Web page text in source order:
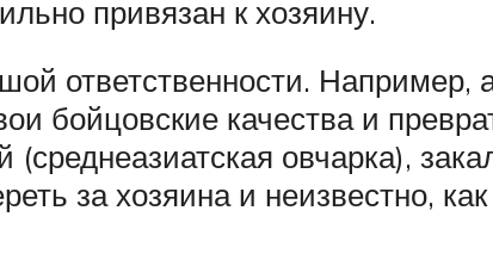
привязан к хозяину.
ответственности. Например,
бойцовские качества и
овчарка),
за хозяина и неизвестно,